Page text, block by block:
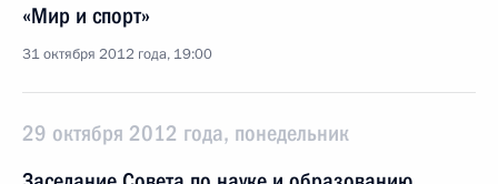
«Мир и спорт»
31 октября 2012 года, 19:00
29 октября 2012 года, понедельник